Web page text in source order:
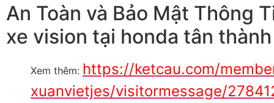
An Toàn và Bảo Mật Thông
xe vision tại honda tân thành
Xem thêm: https://ketcau.com/
xuanvietjes/visitormessage/